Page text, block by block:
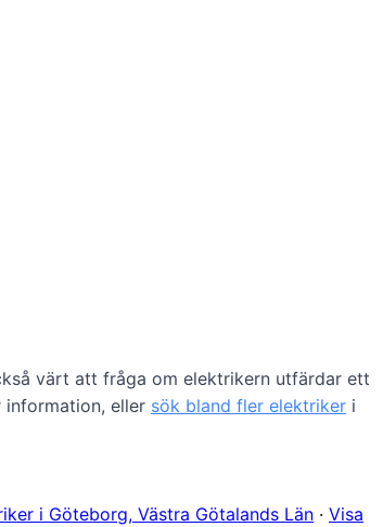
värt att fråga om elektrikern utfärdar ett
eller sök bland fler elektriker i
i Göteborg, Västra Götalands Län · Visa